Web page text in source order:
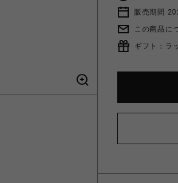
販売期間
この商品に
ギフト：ラ